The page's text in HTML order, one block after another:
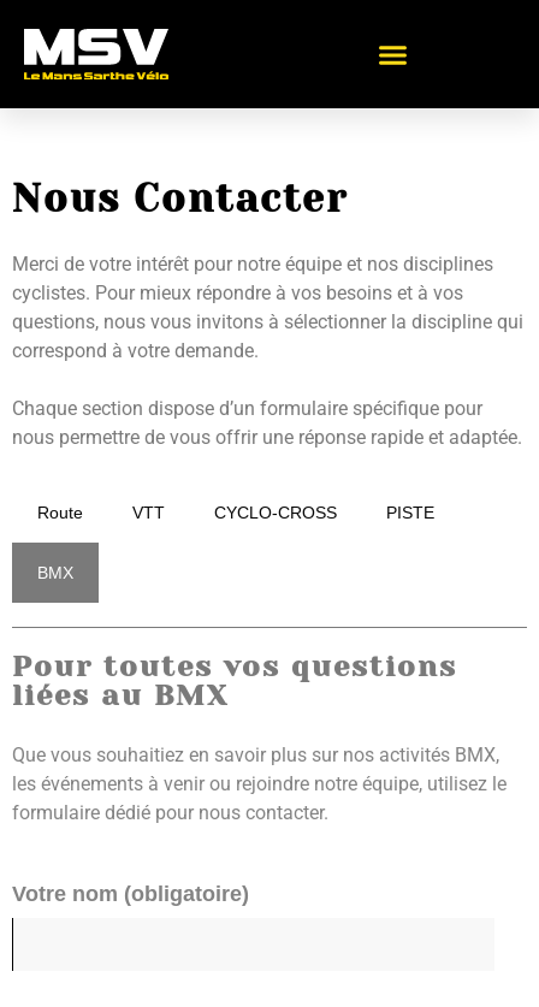
Nous Contacter
Merci de votre intérêt pour notre équipe et nos disciplines
cyclistes. Pour mieux répondre à vos besoins et à vos
questions, nous vous invitons à sélectionner la discipline qui
correspond à votre demande.
Chaque section dispose d’un formulaire spécifique pour
nous permettre de vous offrir une réponse rapide et adaptée.
Route VTT CYCLO-CROSS PISTE
BMX
Pour toutes vos questions
liées au BMX
Que vous souhaitiez en savoir plus sur nos activités BMX,
les événements à venir ou rejoindre notre équipe, utilisez le
formulaire dédié pour nous contacter.
Votre nom (obligatoire)